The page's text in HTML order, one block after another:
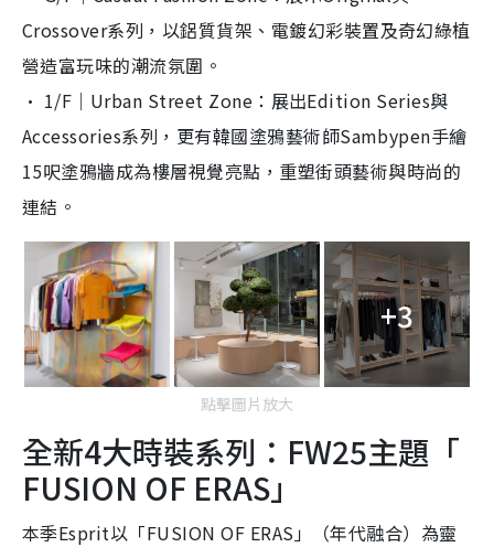
Crossover系列， 以鋁質貨架、電鍍幻彩裝置及奇幻綠植
營造富玩味的潮流氛圍。
· 1/F｜Urban Street Zone：展出Edition Series與
Accessories系列， 更有韓國塗鴉藝術師Sambypen手繪
15呎塗鴉牆成為樓層視覺亮點，重塑街頭藝術與時尚的
連結。
+3
點擊圖片放大
全新4大時裝系列：FW25主題「
FUSION OF ERAS」
本季Esprit以「FUSION OF ERAS」（年代融合）為靈